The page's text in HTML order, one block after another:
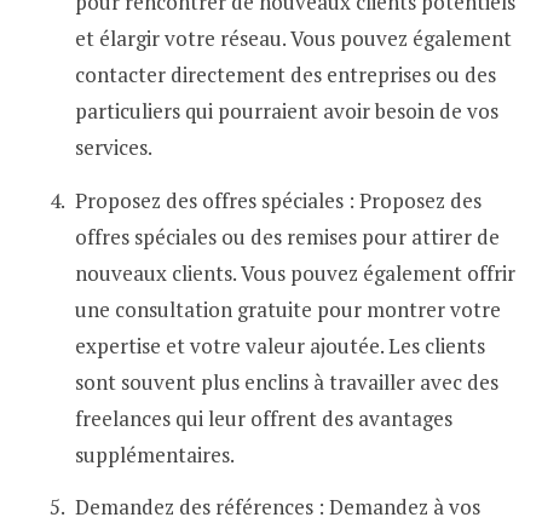
et élargir votre réseau. Vous pouvez également
contacter directement des entreprises ou des
particuliers qui pourraient avoir besoin de vos
services.
Proposez des offres spéciales : Proposez des
offres spéciales ou des remises pour attirer de
nouveaux clients. Vous pouvez également offrir
une consultation gratuite pour montrer votre
expertise et votre valeur ajoutée. Les clients
sont souvent plus enclins à travailler avec des
freelances qui leur offrent des avantages
supplémentaires.
Demandez des références : Demandez à vos